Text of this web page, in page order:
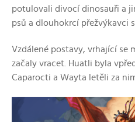
potulovali divocí dinosauři a
psů a dlouhokrcí přežvýkavci
Vzdálené postavy, vrhající se
začaly vracet. Huatli byla
Caparocti a Wayta letěli za